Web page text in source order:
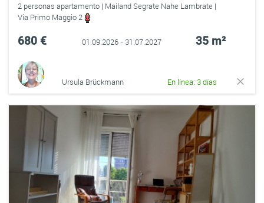
2 personas apartamento | Mailand Segrate Nahe Lambrate |
Via Primo Maggio 2
680 € 01.09.2026 - 31.07.2027 35 m²
Ursula Brückmann En línea: 3 días